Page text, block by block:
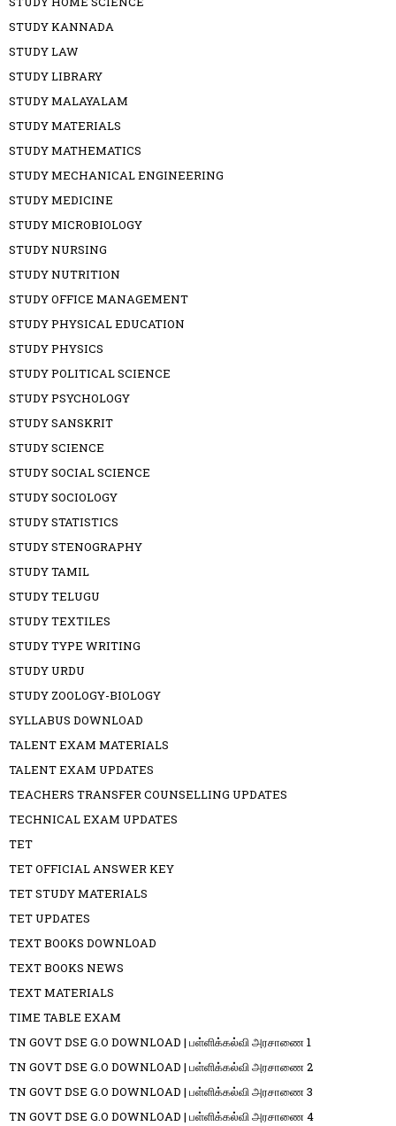
STUDY KANNADA
STUDY LAW
STUDY LIBRARY
STUDY MALAYALAM
STUDY MATERIALS
STUDY MATHEMATICS
STUDY MECHANICAL ENGINEERING
STUDY MEDICINE
STUDY MICROBIOLOGY
STUDY NURSING
STUDY NUTRITION
STUDY OFFICE MANAGEMENT
STUDY PHYSICAL EDUCATION
STUDY PHYSICS
STUDY POLITICAL SCIENCE
STUDY PSYCHOLOGY
STUDY SANSKRIT
STUDY SCIENCE
STUDY SOCIAL SCIENCE
STUDY SOCIOLOGY
STUDY STATISTICS
STUDY STENOGRAPHY
STUDY TAMIL
STUDY TELUGU
STUDY TEXTILES
STUDY TYPE WRITING
STUDY URDU
STUDY ZOOLOGY-BIOLOGY
SYLLABUS DOWNLOAD
TALENT EXAM MATERIALS
TALENT EXAM UPDATES
TEACHERS TRANSFER COUNSELLING UPDATES
TECHNICAL EXAM UPDATES
TET
TET OFFICIAL ANSWER KEY
TET STUDY MATERIALS
TET UPDATES
TEXT BOOKS DOWNLOAD
TEXT BOOKS NEWS
TEXT MATERIALS
TIME TABLE EXAM
TN GOVT DSE G.O DOWNLOAD | பள்ளிக்கல்வி அரசாணை 1
TN GOVT DSE G.O DOWNLOAD | பள்ளிக்கல்வி அரசாணை 2
TN GOVT DSE G.O DOWNLOAD | பள்ளிக்கல்வி அரசாணை 3
TN GOVT DSE G.O DOWNLOAD | பள்ளிக்கல்வி அரசாணை 4